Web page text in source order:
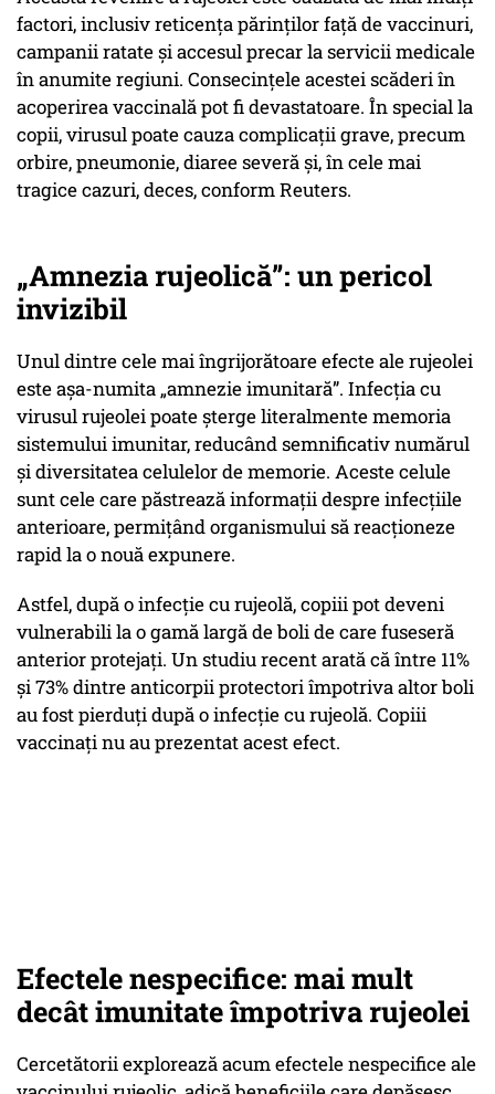
factori, inclusiv reticența părinților față de vaccinuri,
campanii ratate și accesul precar la servicii medicale
în anumite regiuni. Consecințele acestei scăderi în
acoperirea vaccinală pot fi devastatoare. În special la
copii, virusul poate cauza complicații grave, precum
orbire, pneumonie, diaree severă și, în cele mai
tragice cazuri, deces, conform Reuters.
„Amnezia rujeolică”: un pericol
invizibil
Unul dintre cele mai îngrijorătoare efecte ale rujeolei
este așa-numita „amnezie imunitară”. Infecția cu
virusul rujeolei poate șterge literalmente memoria
sistemului imunitar, reducând semnificativ numărul
și diversitatea celulelor de memorie. Aceste celule
sunt cele care păstrează informații despre infecțiile
anterioare, permițând organismului să reacționeze
rapid la o nouă expunere.
Astfel, după o infecție cu rujeolă, copiii pot deveni
vulnerabili la o gamă largă de boli de care fuseseră
anterior protejați. Un studiu recent arată că între 11%
și 73% dintre anticorpii protectori împotriva altor boli
au fost pierduți după o infecție cu rujeolă. Copiii
vaccinați nu au prezentat acest efect.
Efectele nespecifice: mai mult
decât imunitate împotriva rujeolei
Cercetătorii explorează acum efectele nespecifice ale